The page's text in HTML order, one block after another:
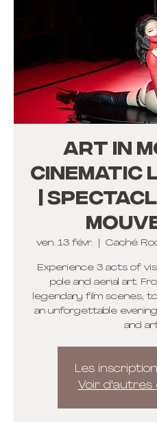
Art in
Cinematic
|
ven. 13 févr. Caché
Experience 3 acts of
pole and aerial art.
legendary film scenes,
an unforgettable
and
Les
Voir d'autres